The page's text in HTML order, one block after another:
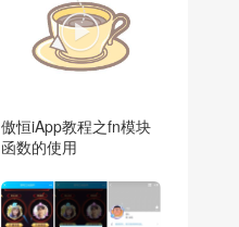

傲恒iApp教程之fn模块
函数的使用